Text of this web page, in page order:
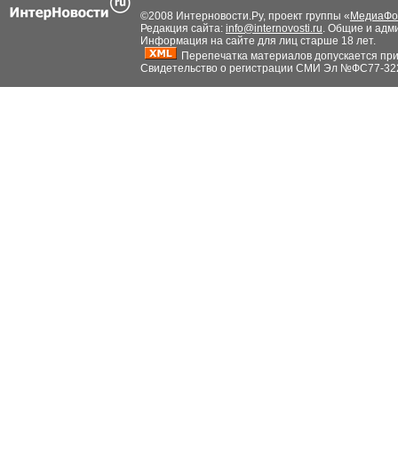
©2008 Интерновости.Ру, проект группы «
Редакция сайта: info@internovosti.ru. Общие и
Информация на сайте для лиц старше 18 лет.
Перепечатка материалов допускается
Свидетельство о регистрации СМИ Эл №ФС77-